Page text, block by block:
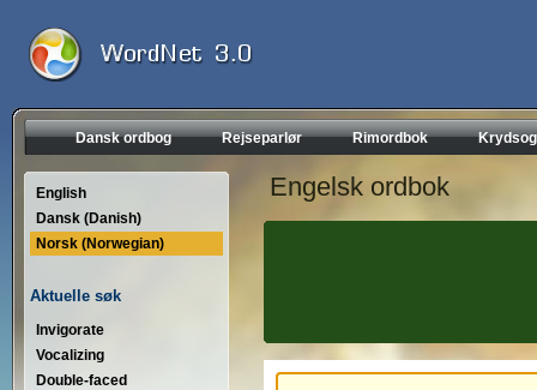
Dansk ordbog Rejseparlør Rimordbok
English
Dansk (Danish)
Norsk (Norwegian)
Aktuelle søk
Invigorate
Vocalizing
Double-faced
Engelsk ordbok